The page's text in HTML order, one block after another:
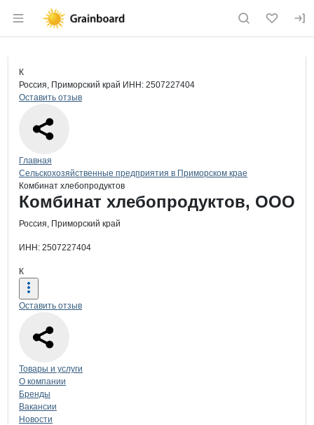
Раздел навигации по сайту
Страница компании
Страница компании
Краткая информация о компании
К
Россия, Приморский край ИНН: 2507227404
Оставить отзыв
Навигация по сайту
Главная
Сельскохозяйственные предприятия в Приморском крае
Комбинат хлебопродуктов
Основная информация о компании
Комбинат хлебопродуктов, ООО
Россия, Приморский край
ИНН: 2507227404
К
Оставить отзыв
Навигация по странице
Товары и услуги
О компании
Бренды
Вакансии
Новости